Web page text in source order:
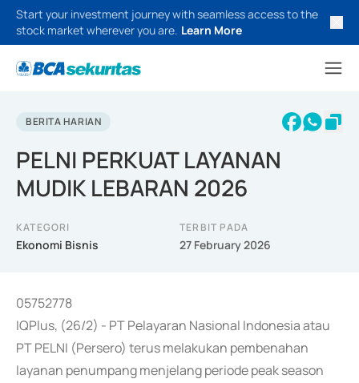
Start your investment journey with seamless access to the
stock market wherever you are. Learn More
BERITA HARIAN
PELNI PERKUAT LAYANAN
MUDIK LEBARAN 2026
KATEGORI
Ekonomi Bisnis
TERBIT PADA
27 February 2026
05752778
IQPlus, (26/2) - PT Pelayaran Nasional Indonesia atau
PT PELNI (Persero) terus melakukan pembenahan
layanan penumpang menjelang periode peak season